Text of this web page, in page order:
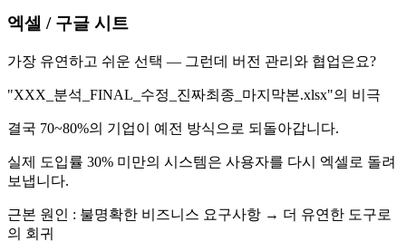
엑셀 / 구글 시트
가장 유연하고 쉬운 선택 — 그런데 버전 관리와 협업은요?
"XXX_분석_FINAL_수정_진짜최종_마지막본.xlsx"의 비극
결국 70~80%의 기업이 예전 방식으로 되돌아갑니다.
실제 도입률 30% 미만의 시스템은 사용자를 다시 엑셀로 돌려
보냅니다.
근본 원인 : 불명확한 비즈니스 요구사항 → 더 유연한 도구로
의 회귀